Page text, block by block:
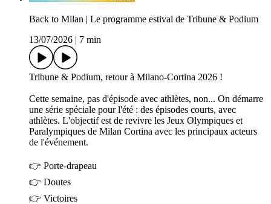
Back to Milan | Le programme estival de Tribune & Podium
13/07/2026
7 min
Tribune & Podium, retour à Milano-Cortina 2026 !
Cette semaine, pas d'épisode avec athlètes, non... On démarre
une série spéciale pour l'été : des épisodes courts, avec
athlètes. L'objectif est de revivre les Jeux Olympiques et
Paralympiques de Milan Cortina avec les principaux acteurs
de l'événement.
👉 Porte-drapeau
👉 Doutes
👉 Victoires